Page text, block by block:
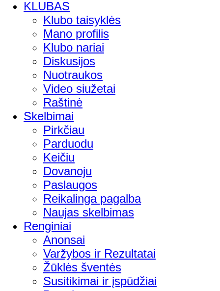
KLUBAS
Klubo taisyklės
Mano profilis
Klubo nariai
Diskusijos
Nuotraukos
Video siužetai
Raštinė
Skelbimai
Pirkčiau
Parduodu
Keičiu
Dovanoju
Paslaugos
Reikalinga pagalba
Naujas skelbimas
Renginiai
Anonsai
Varžybos ir Rezultatai
Žūklės šventės
Susitikimai ir įspūdžiai